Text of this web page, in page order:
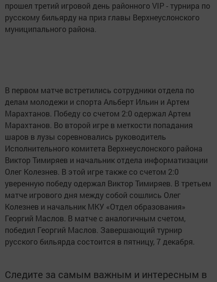
прошел третий игровой день районного VIP - турнира по
русскому бильярду на приз главы Верхнеуслонского
муниципального района.
В первом матче встретились сотрудники отдела по
делам молодежи и спорта Альберт Ильин и Артем
Марахтанов. Победу со счетом 2:0 одержал Артем
Марахтанов. Во второй игре в меткости попадания
шаров в лузы соревновались руководитель
Исполнительного комитета Верхнеуслонского района
Виктор Тимиряев и начальник отдела информатизации
Олег Колезнев. В этой игре также со счетом 2:0
уверенную победу одержал Виктор Тимиряев. В третьем
матче игрового дня между собой сошлись Олег
Колезнев и начальник МКУ «Отдел образования»
Георгий Маслов. В матче с аналогичным счетом,
победил Георгий Маслов. Завершающий турнир
русского бильярда состоится в пятницу, 7 декабря.
Следите за самым важным и интересным в